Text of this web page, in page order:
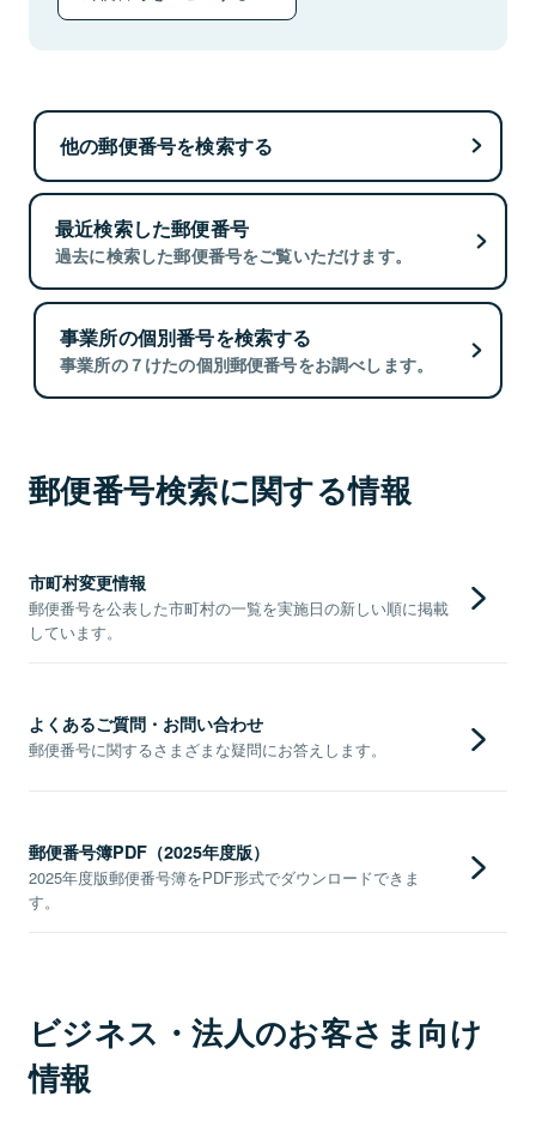
他の郵便番号を検索する
最近検索した郵便番号
過去に検索した郵便番号をご覧いただけます。
事業所の個別番号を検索する
事業所の７けたの個別郵便番号をお調べします。
郵便番号検索に関する情報
市町村変更情報
郵便番号を公表した市町村の一覧を実施日の新しい順に掲載
しています。
よくあるご質問・お問い合わせ
郵便番号に関するさまざまな疑問にお答えします。
郵便番号簿PDF（2025年度版）
2025年度版郵便番号簿をPDF形式でダウンロードできま
す。
ビジネス・法人のお客さま向け
情報